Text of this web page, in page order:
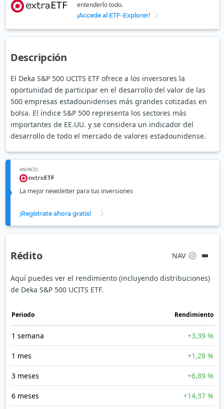
entenderlo todo.
¡Accede al ETF-Explorer!
Descripción
El Deka S&P 500 UCITS ETF ofrece a los inversores la
oportunidad de participar en el desarrollo del valor de las
500 empresas estadounidenses más grandes cotizadas en
bolsa. El índice S&P 500 representa los sectores más
importantes de EE.UU. y se considera un indicador del
desarrollo de todo el mercado de valores estadounidense.
ANUNCIO
La mejor newsletter para tus inversiones
¡Regístrate ahora gratis!
Rédito NAV
Aquí puedes ver el rendimiento (incluyendo distribuciones)
de Deka S&P 500 UCITS ETF.
Periodo Rendimiento
1 semana +3,39 %
1 mes +1,28 %
3 meses +6,89 %
6 meses +14,37 %